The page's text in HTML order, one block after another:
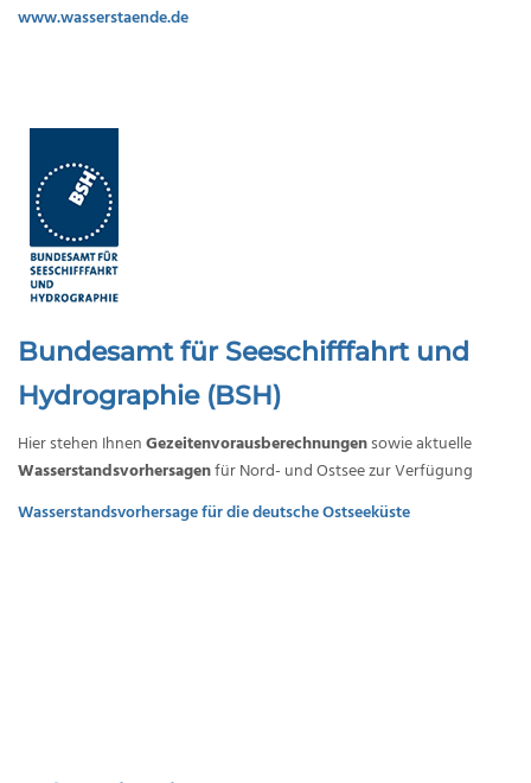
www.wasserstaende.de
Bundesamt für Seeschifffahrt und
Hydrographie (BSH)
Hier stehen IhnenGezeitenvorausberechnungensowie aktuelle
Wasserstandsvorhersagenfür Nord- und Ostsee zur Verfügung
Wasserstandsvorhersage für die deutsche Ostseeküste